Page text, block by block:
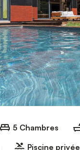
5 Chambres
Piscine privée